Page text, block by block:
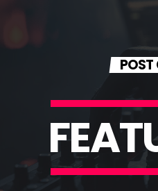
POST
FEAT